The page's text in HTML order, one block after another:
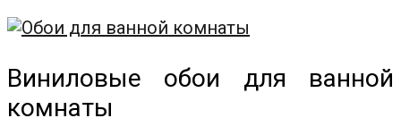
Виниловые обои для ванной
комнаты